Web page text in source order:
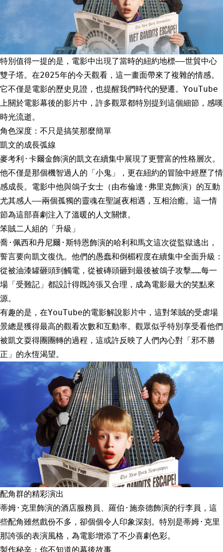
特別值得一提的是，電影中出現了當時的紐約地標——世貿中心
雙子塔。在2025年的今天觀看，這一畫面帶來了複雜的情感。
它不僅是電影的歷史見證，也提醒我們時代的變遷。YouTube
上關於電影幕後的影片中，許多觀眾都特別提到這個細節，感嘆
時光流逝。
角色深度：不只是搞笑那麼簡單
凱文的成長弧線
麥考利·卡爾金飾演的凱文在續集中展現了更豐富的性格層次。
他不僅是那個機智過人的「小鬼」，更在紐約的冒險中經歷了情
感成長。電影中他與鴿子女士（由布倫達·弗里克飾演）的互動
尤其感人——兩個孤獨的靈魂在聖誕夜相遇，互相治癒。這一情
節為這部喜劇注入了溫暖的人文關懷。
笨賊二人組的「升級」
喬·佩西和丹尼爾·斯特恩飾演的哈利和馬文這次從監獄逃出，
誓言要向凱文復仇。他們的愚蠢和倒楣程度在續集中全面升級：
從被油漆罐砸頭到觸電，從被磚頭砸到最後被鴿子攻擊……每一
場「受難記」都設計得既誇張又合理，成為電影最大的笑點來
源。
有趣的是，在YouTube的電影解說影片中，這對笨賊的受虐場
景總是獲得最高的觀看次數和互動率。觀眾似乎特別享受看他們
被凱文耍得團團轉的過程，這或許反映了人們內心對「邪不勝
正」的永恆渴望。
配角群的精彩演出
蒂姆·克里飾演的酒店服務員、羅伯·施奈德飾演的行李員，這
些配角雖然戲份不多，卻個個令人印象深刻。特別是蒂姆·克里
那誇張的表演風格，為電影增添了不少喜劇色彩。
製作秘辛：你不知道的幕後故事